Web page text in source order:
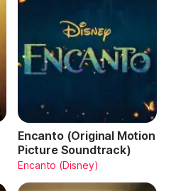
Encanto (Original Motion
Picture Soundtrack)
Encanto (Disney)